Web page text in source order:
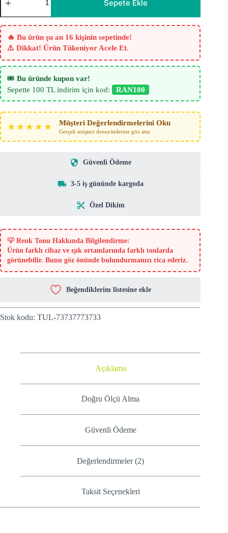
Pudra
Tül
Perde
adet
Sepete Ekle
🔥 Bu ürün şu an 16 kişinin sepetinde!
⚠️ Dikkat! Ürün Tükeniyor Acele Et.
🎟️ Bu üründe kupon var!
Sepette 100 TL indirim için kod:
RAN100
★★★★★ Müşteri Değerlendirmelerini Oku
Gerçek müşteri deneyimlerine göz atın
Güvenli Ödeme
3-5 iş gününde kargoda
Özel Dikim
💡 Renk Tonu Hakkında Bilgilendirme:
Ürün farklı cihaz ve ışık ortamlarında farklı tonlarda
görünebilir. Bunu göz önünde bulundurmanızı rica ederiz.
Beğendiklerim listesine ekle
Stok kodu: TUL-73737773733
Açıklama
Doğru Ölçü Alma
Güvenli Ödeme
Değerlendirmeler (2)
Taksit Seçenekleri